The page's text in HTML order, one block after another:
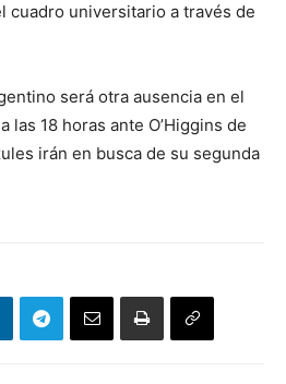
cuadro universitario a través de
será otra ausencia en el
las 18 horas ante O’Higgins de
irán en busca de su segunda